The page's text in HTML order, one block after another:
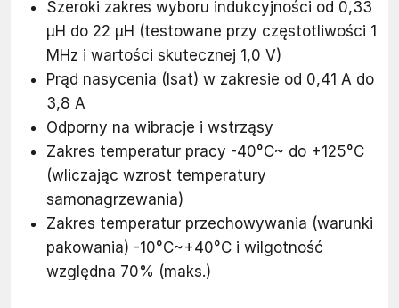
Szeroki zakres wyboru indukcyjności od 0,33
μH do 22 μH (testowane przy częstotliwości 1
MHz i wartości skutecznej 1,0 V)
Prąd nasycenia (Isat) w zakresie od 0,41 A do
3,8 A
Odporny na wibracje i wstrząsy
Zakres temperatur pracy -40°C~ do +125°C
(wliczając wzrost temperatury
samonagrzewania)
Zakres temperatur przechowywania (warunki
pakowania) -10°C~+40°C i wilgotność
względna 70% (maks.)